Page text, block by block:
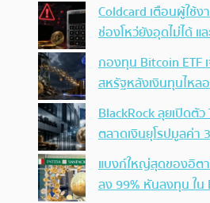
Coldcard เตือนผู้ใช้
ช่องโหว่ยังอุดไม่ได้ แ
กองทุน Bitcoin ETF
สหรัฐหลังเงินทุนไหล
BlackRock ลุยเปิดตั
ตลาดเงินยุโรปมูลค่า
แบงก์ใหญ่สุดของอิต
ลง 99% หันลงทุน ใน